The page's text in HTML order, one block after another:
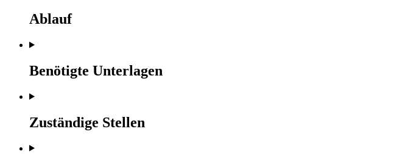
Ablauf
Benötigte Unterlagen
Zuständige Stellen